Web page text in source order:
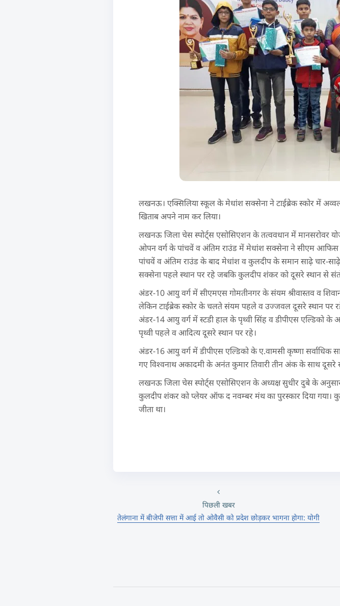
लखनऊ। एक्सिलिया स्कूल के मेधांश सक्सेना ने टाईब्रेक स्कोर में
खिताब अपने नाम कर लिया।
लखनऊ जिला चेस स्पोर्ट्स एसोसिएशन के तत्ववधान में मानसरोवर
ओपन वर्ग के पांचवें व अंतिम राउंड में मेधांश सक्सेना ने सीएम
पांचवें व अंतिम राउंड के बाद मेधांश व कुलदीप के समान साढ़े चार-
सक्सेना पहले स्थान पर रहे जबकि कुलदीप शंकर को दूसरे स्थान से
अंडर-10 आयु वर्ग में सीएमएस गोमतीनगर के संयम श्रीवास्तव व
लेकिन टाईब्रेक स्कोर के चलते संयम पहले व उज्जवल दूसरे स्थान पर
अंडर-14 आयु वर्ग में स्टडी हाल के पृथ्वी सिंह व डीपीएस एल्डिको
पृथ्वी पहले व आदित्य दूसरे स्थान पर रहे।
अंडर-16 आयु वर्ग में डीपीएस एल्डिको के ए.वामसी कृष्णा
गए विश्वनाथ अकादमी के अनंत कुमार तिवारी तीन अंक के साथ दूसरे
लखनऊ जिला चेस स्पोर्ट्स एसोसिएशन के अध्यक्ष सुधीर दुबे के
कुलदीप शंकर को प्लेयर ऑफ द नवम्बर मंथ का पुरस्कार दिया गया।
जीता था।
पिछली खबर
तेलंगाना में बीजेपी सत्ता में आई तो ओवैसी को प्रदेश छोड़कर भागना होगा: योगी